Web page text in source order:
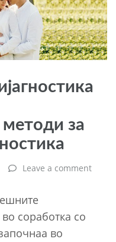
за
Leave a comment
соработка со
во